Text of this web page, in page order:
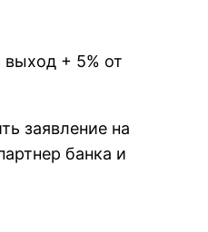
выход + 5% от
заявление на
банка и